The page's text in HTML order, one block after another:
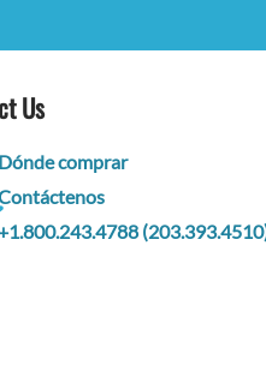
Us
Dónde comprar